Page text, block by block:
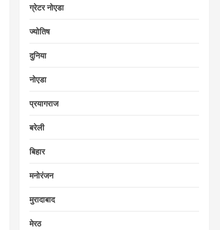
ग्रेटर नोएडा
ज्योतिष
दुनिया
नोएडा
प्रयागराज
बरेली
बिहार
मनोरंजन
मुरादाबाद
मेरठ